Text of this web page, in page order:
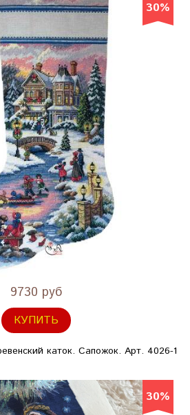
30%
9730 руб
КУПИТЬ
каток. Сапожок. Арт. 4026-1
30%